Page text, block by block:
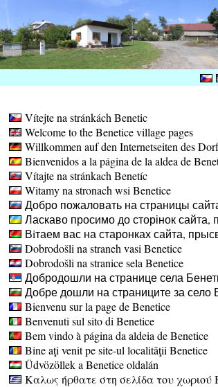
Vítejte na stránkách Benetic
Welcome to the Benetice village pages
Willkommen auf den Internetseiten des
Bienvenidos a la página de la aldea de
Vítajte na stránkach Benetíc
Witamy na stronach wsi Benetice
Добро пожаловать на страницы
Ласкаво просимо до сторінок сайта,
Вiтаем вас на старонках сайта,
Dobrodošli na straneh vasi Benetice
Dobrodošli na stranice sela Benetice
Добродошли на странице села
Добре дошли на страниците за село
Bienvenu sur la page de Benetice
Benvenuti sul sito di Benetice
Bem vindo à página da aldeia de Benetice
Bine aţi venit pe site-ul localităţii Benetice
Üdvözöllek a Benetice oldalán
Καλως ήρθατε στη σελίδα του χωριού